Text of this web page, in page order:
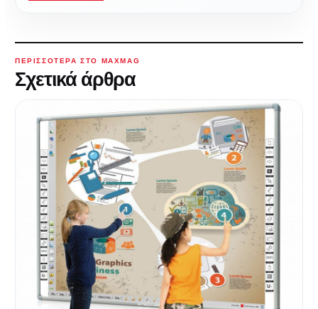
ΠΕΡΙΣΣΌΤΕΡΑ ΣΤΟ MAXMAG
Σχετικά άρθρα